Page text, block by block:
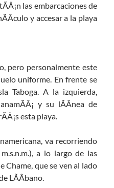
las embarcaciones de
y accesar a la playa
pero personalmente este
uniforme. En frente se
Taboga. A la izquierda,
y su lÃÂ­nea de
esta playa.
va recorriendo
a lo largo de las
Chame, que se ven al lado
LÃÂ­bano.